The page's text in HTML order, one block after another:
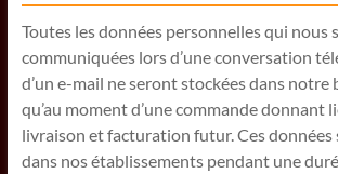
Toutes les données personnelles qui nous
communiquées lors d’une conversation
d’un e-mail ne seront stockées dans notre
qu’au moment d’une commande donnant
livraison et facturation futur. Ces données
dans nos établissements pendant une